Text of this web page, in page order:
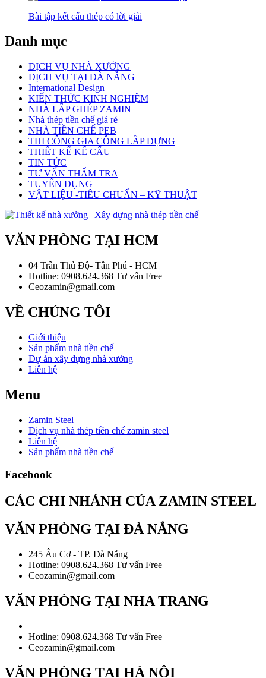
Bài tập kết cấu thép có lời giải
Danh mục
DỊCH VỤ NHÀ XƯỞNG
DỊCH VỤ TẠI ĐÀ NẴNG
International Design
KIẾN THỨC KINH NGHIỆM
NHÀ LẮP GHÉP ZAMIN
Nhà thép tiền chế giá rẻ
NHÀ TIỀN CHẾ PEB
THI CÔNG GIA CÔNG LẮP DỰNG
THIẾT KẾ KẾ CẤU
TIN TỨC
TƯ VẤN THẨM TRA
TUYỂN DỤNG
VẬT LIỆU -TIÊU CHUẨN – KỸ THUẬT
VĂN PHÒNG TẠI HCM
04 Trần Thủ Độ- Tân Phú - HCM
Hotline: 0908.624.368 Tư vấn Free
Ceozamin@gmail.com
VỀ CHÚNG TÔI
Giới thiệu
Sản phẩm nhà tiền chế
Dự án xây dựng nhà xưởng
Liên hệ
Menu
Zamin Steel
Dịch vụ nhà thép tiền chế zamin steel
Liên hệ
Sản phẩm nhà tiền chế
Facebook
CÁC CHI NHÁNH CỦA ZAMIN STEEL
VĂN PHÒNG TẠI ĐÀ NẲNG
245 Âu Cơ - TP. Đà Nẵng
Hotline: 0908.624.368 Tư vấn Free
Ceozamin@gmail.com
VĂN PHÒNG TẠI NHA TRANG
Hotline: 0908.624.368 Tư vấn Free
Ceozamin@gmail.com
VĂN PHÒNG TẠI HÀ NỘI